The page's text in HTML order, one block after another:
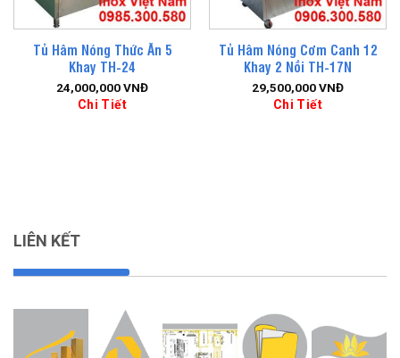
Tủ Hâm Nóng Thức Ăn 5
Khay TH-24
24,000,000VNĐ
Chi Tiết
Tủ Hâm Nóng Cơm Canh 12
Khay 2 Nồi TH-17N
29,500,000VNĐ
Chi Tiết
LIÊN KẾT